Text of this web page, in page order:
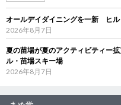
オールデイダイニングを一新 ヒル
2026年8月7日
夏の苗場が夏のアクティビティー
ル・苗場スキー場
2026年8月7日